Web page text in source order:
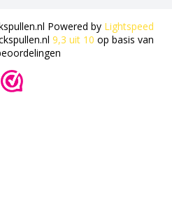
Powered by Lightspeed
9,3 uit 10 op basis van